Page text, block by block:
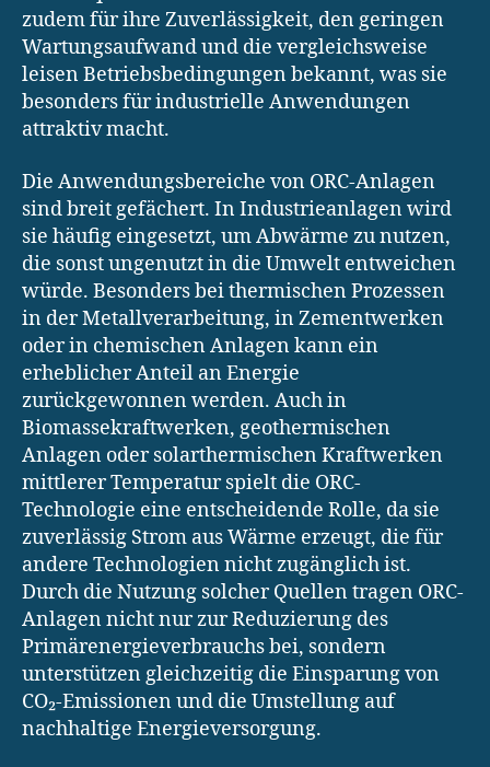
zudem für ihre Zuverlässigkeit, den geringen
Wartungsaufwand und die vergleichsweise
leisen Betriebsbedingungen bekannt, was sie
besonders für industrielle Anwendungen
attraktiv macht.
Die Anwendungsbereiche von ORC-Anlagen
sind breit gefächert. In Industrieanlagen wird
sie häufig eingesetzt, um Abwärme zu nutzen,
die sonst ungenutzt in die Umwelt entweichen
würde. Besonders bei thermischen Prozessen
in der Metallverarbeitung, in Zementwerken
oder in chemischen Anlagen kann ein
erheblicher Anteil an Energie
zurückgewonnen werden. Auch in
Biomassekraftwerken, geothermischen
Anlagen oder solarthermischen Kraftwerken
mittlerer Temperatur spielt die ORC-
Technologie eine entscheidende Rolle, da sie
zuverlässig Strom aus Wärme erzeugt, die für
andere Technologien nicht zugänglich ist.
Durch die Nutzung solcher Quellen tragen ORC-
Anlagen nicht nur zur Reduzierung des
Primärenergieverbrauchs bei, sondern
unterstützen gleichzeitig die Einsparung von
CO₂-Emissionen und die Umstellung auf
nachhaltige Energieversorgung.